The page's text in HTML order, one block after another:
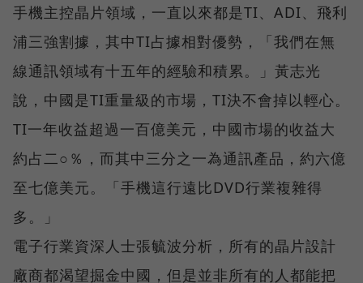
手機主控晶片領域，一直以來都是TI、ADI、飛利
浦三強割據，其中TI占據相對優勢，「我們在無
線通訊領域有十五年的經驗和積累。」黃志光
說，中國是TI重量級的市場，TI決不會掉以輕心。
TI一年收益超過一百億美元，中國市場的收益大
約占二○％，而其中三分之一為通訊產品，約六億
至七億美元。「手機這行遠比DVD行業複雜得
多。」
電子行業資深人士張毓波分析，所有的晶片設計
廠商都渴望掘金中國，但是並非所有的人都能把